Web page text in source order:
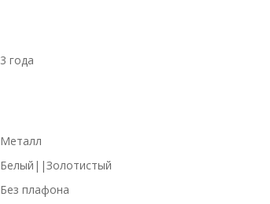
3 года
Металл
Белый||Золотистый
Без плафона